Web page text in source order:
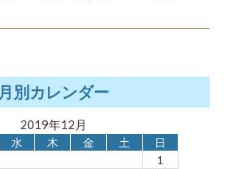
月別カレンダー
2019年12月
水 木 金 土
日
1